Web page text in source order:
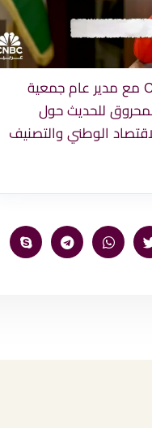
مقابلة قناة CNBC Arabia مع مدير عام جمعية
للحديث حول
الوطني والتصنيف